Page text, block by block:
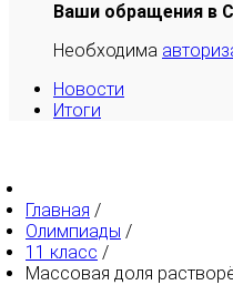
Ваши обращения в
Необходима
Новости
Итоги
Главная /
Олимпиады /
11 класс /
Массовая доля